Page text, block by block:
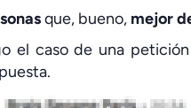
que, bueno, mejor
el caso de una